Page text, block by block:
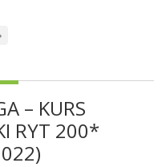
– KURS
RYT 200*